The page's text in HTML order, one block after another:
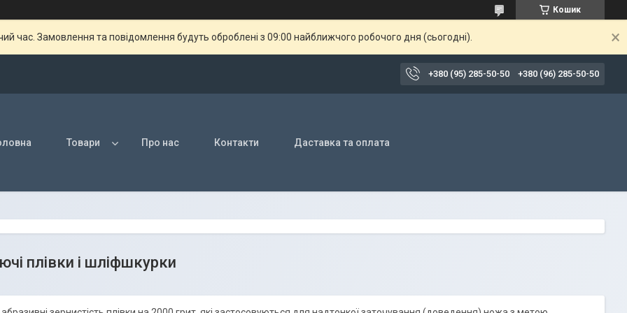
Кошик
час. Замовлення та повідомлення будуть оброблені з 09:00 найближчого робочого дня (сьогодні).
+380 (95) 285-50-50 +380 (96) 285-50-50
Товари Про нас Контакти Даставка та оплата
плівки і шліфшкурки